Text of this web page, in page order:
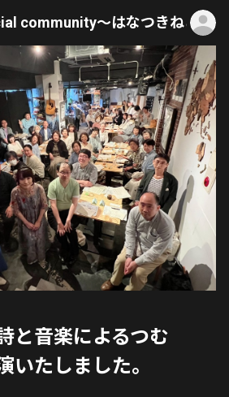
community〜はなつきねこ〜
と音楽によるつむ
たしました。